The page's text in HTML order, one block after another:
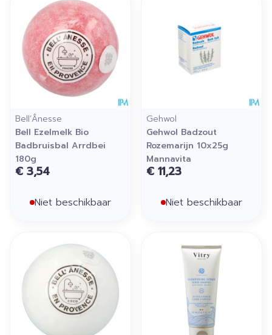
Bell’Ânesse
Bell Ezelmelk Bio
Badbruisbal Arrdbei
180g
€ 3,54
Niet beschikbaar
Gehwol
Gehwol Badzout
Rozemarijn 10x25g
Mannavita
€ 11,23
Niet beschikbaar